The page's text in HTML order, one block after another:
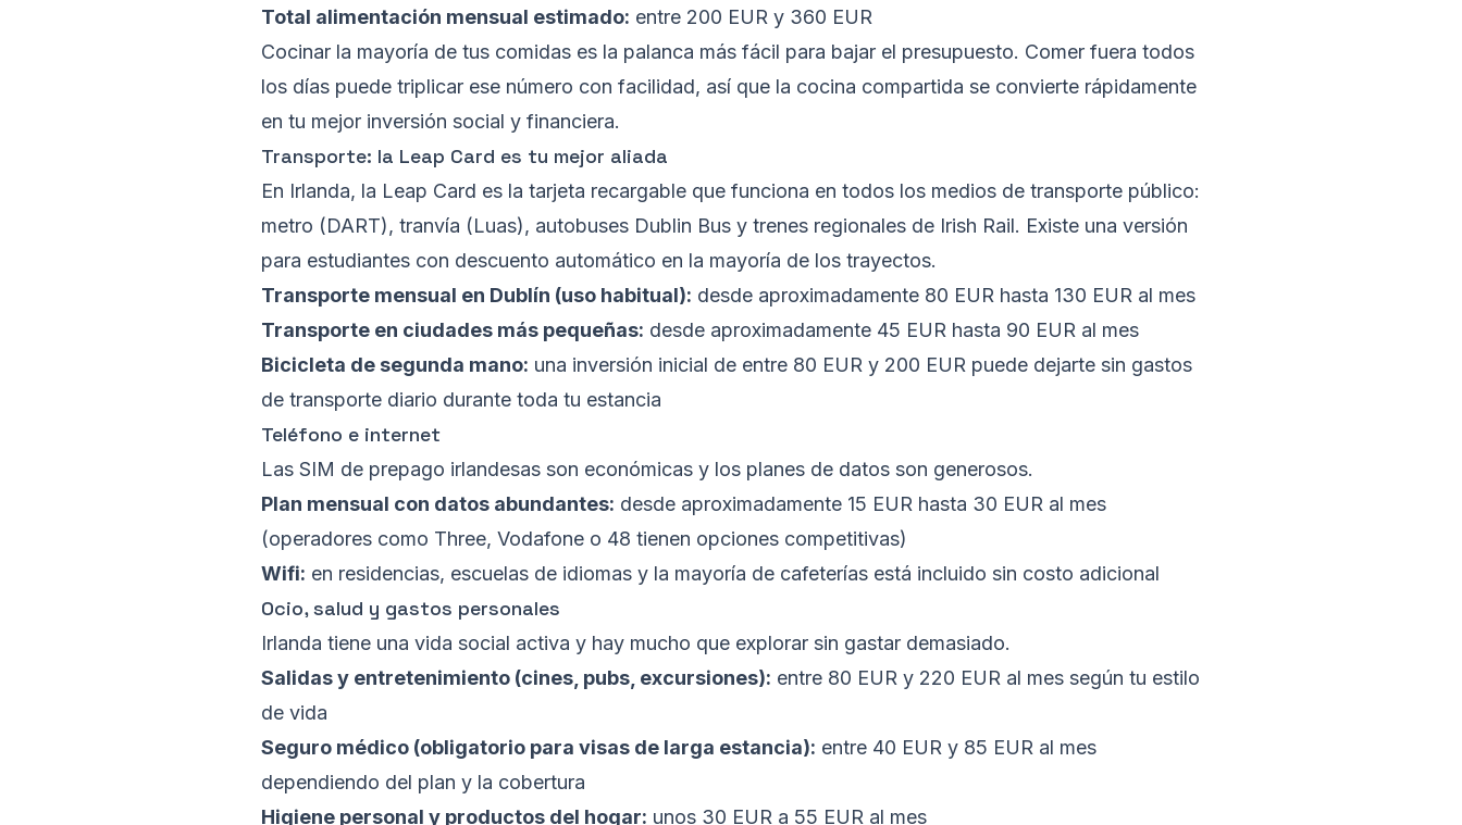
Total alimentación mensual estimado: entre 200 EUR y 360 EUR
Cocinar la mayoría de tus comidas es la palanca más fácil para bajar el presupuesto. Comer fuera todos
los días puede triplicar ese número con facilidad, así que la cocina compartida se convierte rápidamente
en tu mejor inversión social y financiera.
Transporte: la Leap Card es tu mejor aliada
En Irlanda, la Leap Card es la tarjeta recargable que funciona en todos los medios de transporte público:
metro (DART), tranvía (Luas), autobuses Dublin Bus y trenes regionales de Irish Rail. Existe una versión
para estudiantes con descuento automático en la mayoría de los trayectos.
Transporte mensual en Dublín (uso habitual): desde aproximadamente 80 EUR hasta 130 EUR al mes
Transporte en ciudades más pequeñas: desde aproximadamente 45 EUR hasta 90 EUR al mes
Bicicleta de segunda mano: una inversión inicial de entre 80 EUR y 200 EUR puede dejarte sin gastos
de transporte diario durante toda tu estancia
Teléfono e internet
Las SIM de prepago irlandesas son económicas y los planes de datos son generosos.
Plan mensual con datos abundantes: desde aproximadamente 15 EUR hasta 30 EUR al mes
(operadores como Three, Vodafone o 48 tienen opciones competitivas)
Wifi: en residencias, escuelas de idiomas y la mayoría de cafeterías está incluido sin costo adicional
Ocio, salud y gastos personales
Irlanda tiene una vida social activa y hay mucho que explorar sin gastar demasiado.
Salidas y entretenimiento (cines, pubs, excursiones): entre 80 EUR y 220 EUR al mes según tu estilo
de vida
Seguro médico (obligatorio para visas de larga estancia): entre 40 EUR y 85 EUR al mes
dependiendo del plan y la cobertura
Higiene personal y productos del hogar: unos 30 EUR a 55 EUR al mes